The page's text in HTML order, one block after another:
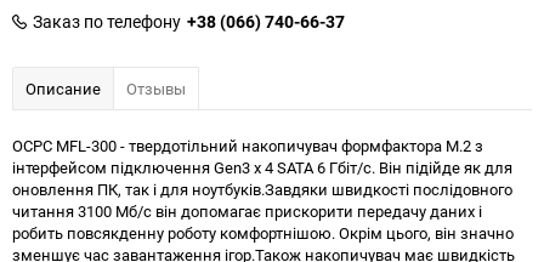
Заказ по телефону +38 (066) 740-66-37
Описание Отзывы
OCPC MFL-300 - твердотільний накопичувач формфактора M.2 з
інтерфейсом підключення Gen3 х 4 SATA 6 Гбіт/с. Він підійде як для
оновлення ПК, так і для ноутбуків.Завдяки швидкості послідовного
читання 3100 Мб/с він допомагає прискорити передачу даних і
робить повсякденну роботу комфортнішою. Окрім цього, він значно
зменшує час завантаження ігор.Також накопичувач має швидкість